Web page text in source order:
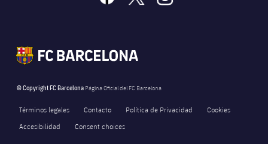
© Copyright FC Barcelona Página Oficial del FC Barcelona
Términos legales Contacto Política de Privacidad
Cookies
Accesibilidad
Consent choices